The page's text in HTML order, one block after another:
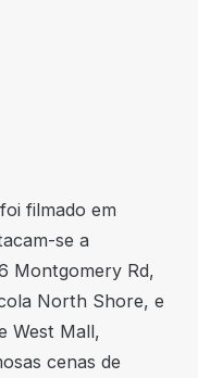
filmado em
se a
Montgomery Rd,
North Shore, e
West Mall,
cenas de